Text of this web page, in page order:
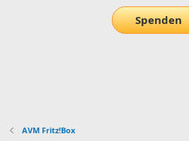
Spenden
AVM Fritz!Box